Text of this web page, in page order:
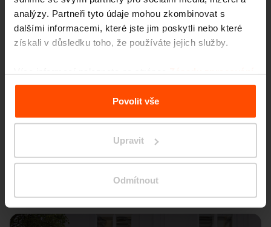
analýzy. Partneři tyto údaje mohou zkombinovat s
dalšími informacemi, které jste jim poskytli nebo které
získali v důsledku toho, že používáte jejich služby.
osobních údajů.
Povolit vše
Upravit
Odmítnout